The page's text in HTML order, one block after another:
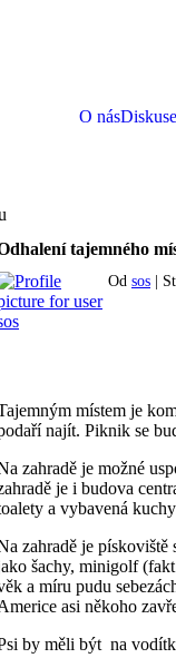
O násDiskuse
tajemného
Od sos |
místem je
najít. Piknik se
zahradě je možné
je i budova
a vybavená
zahradě je pískoviště
šachy, minigolf
a míru pudu
asi někoho
by měli být na